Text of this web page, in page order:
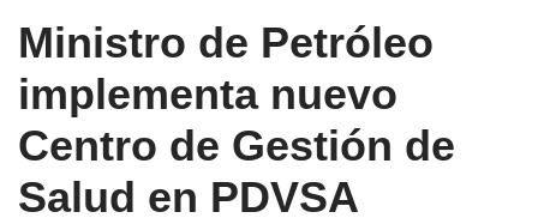
Ministro de Petróleo
implementa nuevo
Centro de Gestión de
Salud en PDVSA